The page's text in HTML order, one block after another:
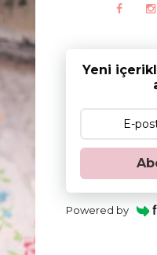
Yeni
Powered by